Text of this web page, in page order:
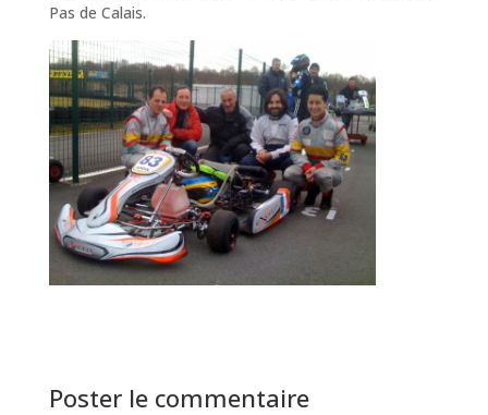
Pas de Calais.
Poster le commentaire